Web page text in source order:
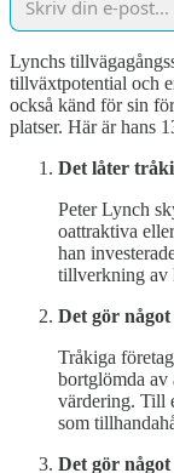
Lynchs
tillväxtpotential och
också känd för sin
platser. Här är hans
Det låter
Peter Lynch
oattraktiva
han
tillverkning av
Det gör
Tråkiga
bortglömda av
värdering. Till
som
Det gör